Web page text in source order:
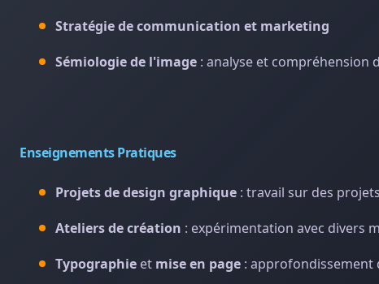
Stratégie de communication et marketing
Sémiologie de l'image : analyse et compréhension
Enseignements Pratiques
Projets de design graphique : travail sur des
Ateliers de création : expérimentation avec divers
Typographie et mise en page : approfondissement